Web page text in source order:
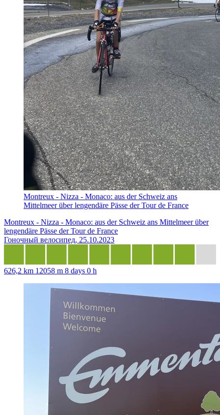
Montreux - Nizza - Monaco: aus der Schweiz ans
Mittelmeer über lengendäre Pässe der Tour de France
Montreux - Nizza - Monaco: aus der Schweiz ans Mittelmeer über
lengendäre Pässe der Tour de France
Гоночный велосипед, 25.10.2023
626,2 km 12058 m 8 days 0 h